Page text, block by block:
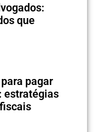
que
pagar
estratégias